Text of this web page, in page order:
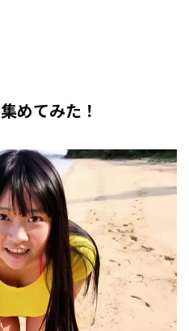
めてみた！